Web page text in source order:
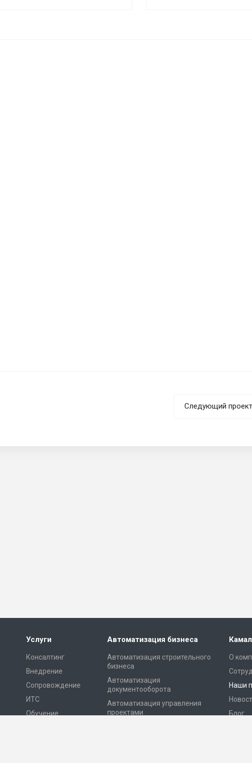
Следующий проект
Услуги
Консалтинг
Внедрение
Сопровождение
ИТС
Обучение
Автоматизация бизнеса
Автоматизация строительного
бизнеса
Автоматизация
документооборота
Автоматизация управления
проектами
О
Наши
Блог